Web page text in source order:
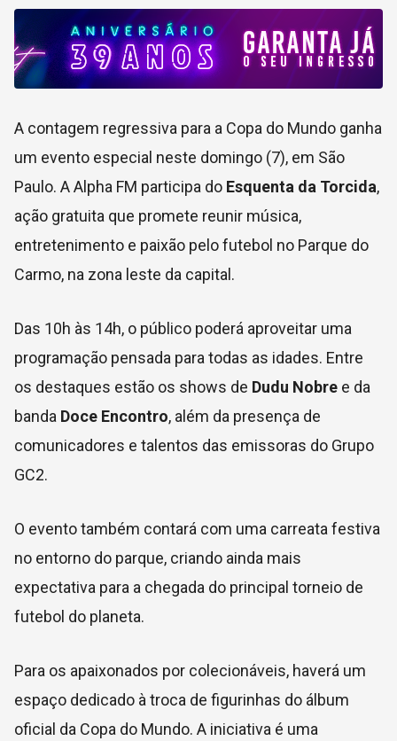
A contagem regressiva para a Copa do Mundo ganha
um evento especial neste domingo (7), em São
Paulo. A Alpha FM participa do Esquenta da Torcida,
ação gratuita que promete reunir música,
entretenimento e paixão pelo futebol no Parque do
Carmo, na zona leste da capital.
Das 10h às 14h, o público poderá aproveitar uma
programação pensada para todas as idades. Entre
os destaques estão os shows de Dudu Nobre e da
banda Doce Encontro, além da presença de
comunicadores e talentos das emissoras do Grupo
GC2.
O evento também contará com uma carreata festiva
no entorno do parque, criando ainda mais
expectativa para a chegada do principal torneio de
futebol do planeta.
Para os apaixonados por colecionáveis, haverá um
espaço dedicado à troca de figurinhas do álbum
oficial da Copa do Mundo. A iniciativa é uma